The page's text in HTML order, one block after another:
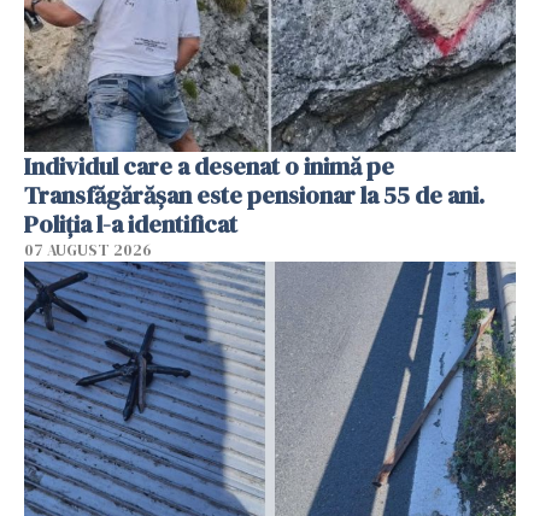
Individul care a desenat o inimă pe
Transfăgărășan este pensionar la 55 de ani.
Poliția l-a identificat
07 AUGUST 2026